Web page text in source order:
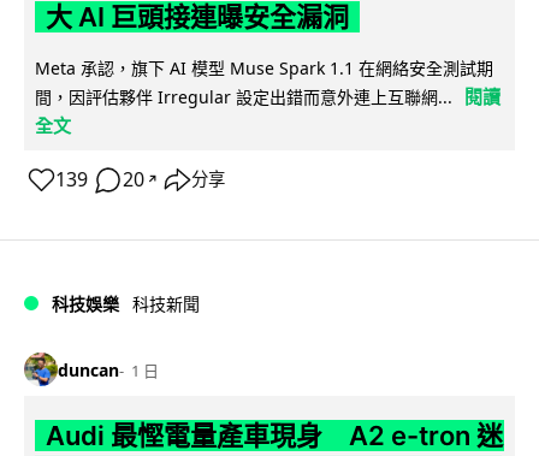
大 AI 巨頭接連曝安全漏洞
Meta 承認，旗下 AI 模型 Muse Spark 1.1 在網絡安全測試期
間，因評估夥伴 Irregular 設定出錯而意外連上互聯網...
閱讀
全文
139 20 ↗ 分享
科技娛樂 科技新聞
duncan 1 日
Audi 最慳電量產車現身 A2 e-tron 迷